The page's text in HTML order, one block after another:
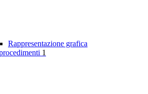
Rappresentazione grafica
1